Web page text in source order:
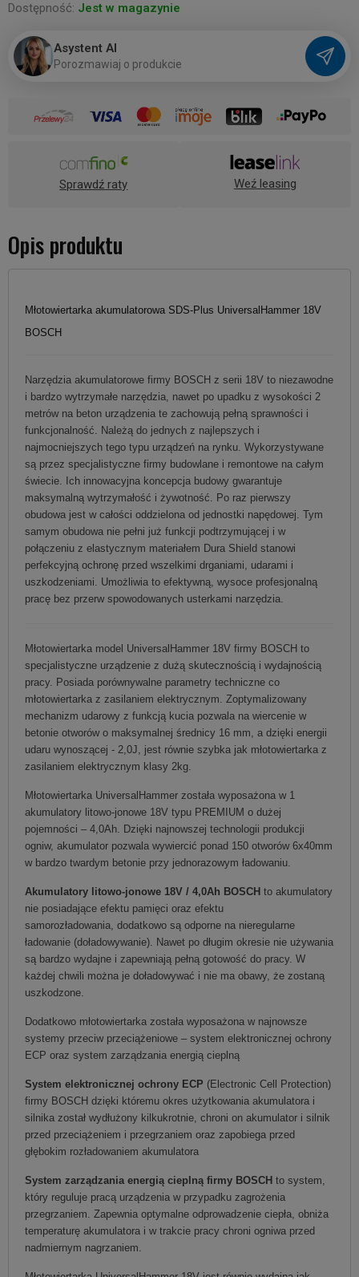
Dostępność: Jest w magazynie
Asystent AI
Porozmawiaj o produkcie
Sprawdź raty Weź leasing
Opis produktu
Młotowiertarka akumulatorowa SDS-Plus UniversalHammer 18V
BOSCH
Narzędzia akumulatorowe firmy BOSCH z serii 18V to niezawodne
i bardzo wytrzymałe narzędzia, nawet po upadku z wysokości 2
metrów na beton urządzenia te zachowują pełną sprawności i
funkcjonalność. Należą do jednych z najlepszych i
najmocniejszych tego typu urządzeń na rynku. Wykorzystywane
są przez specjalistyczne firmy budowlane i remontowe na całym
świecie. Ich innowacyjna koncepcja budowy gwarantuje
maksymalną wytrzymałość i żywotność. Po raz pierwszy
obudowa jest w całości oddzielona od jednostki napędowej. Tym
samym obudowa nie pełni już funkcji podtrzymującej i w
połączeniu z elastycznym materiałem Dura Shield stanowi
perfekcyjną ochronę przed wszelkimi drganiami, udarami i
uszkodzeniami. Umożliwia to efektywną, wysoce profesjonalną
pracę bez przerw spowodowanych usterkami narzędzia.
Młotowiertarka model UniversalHammer 18V firmy BOSCH to
specjalistyczne urządzenie z dużą skutecznością i wydajnością
pracy. Posiada porównywalne parametry techniczne co
młotowiertarka z zasilaniem elektrycznym. Zoptymalizowany
mechanizm udarowy z funkcją kucia pozwala na wiercenie w
betonie otworów o maksymalnej średnicy 16 mm, a dzięki energii
udaru wynoszącej - 2,0J, jest równie szybka jak młotowiertarka z
zasilaniem elektrycznym klasy 2kg.
Młotowiertarka UniversalHammer została wyposażona w 1
akumulatory litowo-jonowe 18V typu PREMIUM o dużej
pojemności – 4,0Ah. Dzięki najnowszej technologii produkcji
ogniw, akumulator pozwala wywiercić ponad 150 otworów 6x40mm
w bardzo twardym betonie przy jednorazowym ładowaniu.
Akumulatory litowo-jonowe 18V / 4,0Ah BOSCH to akumulatory
nie posiadające efektu pamięci oraz efektu
samorozładowania, dodatkowo są odporne na nieregularne
ładowanie (doładowywanie). Nawet po długim okresie nie używania
są bardzo wydajne i zapewniają pełną gotowość do pracy. W
każdej chwili można je doładowywać i nie ma obawy, że zostaną
uszkodzone.
Dodatkowo młotowiertarka została wyposażona w najnowsze
systemy przeciw przeciążeniowe – system elektronicznej ochrony
ECP oraz system zarządzania energią cieplną
System elektronicznej ochrony ECP (Electronic Cell Protection)
firmy BOSCH dzięki któremu okres użytkowania akumulatora i
silnika został wydłużony kilkukrotnie, chroni on akumulator i silnik
przed przeciążeniem i przegrzaniem oraz zapobiega przed
głębokim rozładowaniem akumulatora
System zarządzania energią cieplną firmy BOSCH to system,
który reguluje pracą urządzenia w przypadku zagrożenia
przegrzaniem. Zapewnia optymalne odprowadzenie ciepła, obniża
temperaturę akumulatora i w trakcie pracy chroni ogniwa przed
nadmiernym nagrzaniem.